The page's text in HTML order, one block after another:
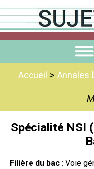
Accueil > Annales
Spécialité NSI
Filière du bac : Voie